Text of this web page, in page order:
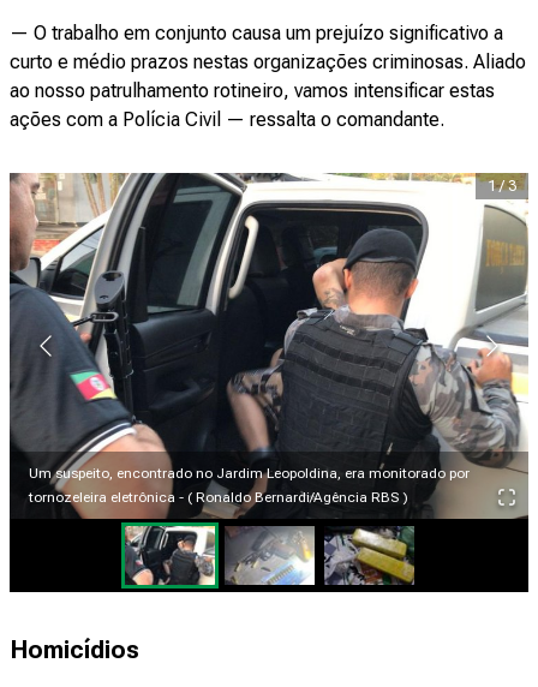
— O trabalho em conjunto causa um prejuízo significativo a
curto e médio prazos nestas organizações criminosas. Aliado
ao nosso patrulhamento rotineiro, vamos intensificar estas
ações com a Polícia Civil — ressalta o comandante.
Um suspeito, encontrado no Jardim Leopoldina, era monitorado por
tornozeleira eletrônica - ( Ronaldo Bernardi/Agência RBS )
1/3
Homicídios